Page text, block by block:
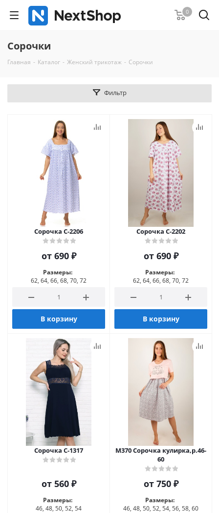
0
Сорочки
Главная - Каталог - Женский трикотаж - Сорочки
Фильтр
Сорочка С-2206
от 690 ₽
Размеры:
62, 64, 66, 68, 70, 72
В корзину
Сорочка С-2202
от 690 ₽
Размеры:
62, 64, 66, 68, 70, 72
В корзину
Сорочка С-1317
от 560 ₽
Размеры:
46, 48, 50, 52, 54
М370 Сорочка кулирка,р.46-
60
от 750 ₽
Размеры:
46, 48, 50, 52, 54, 56, 58, 60